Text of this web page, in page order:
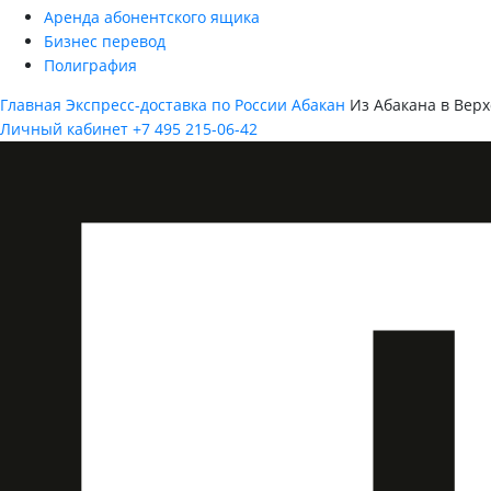
Аренда абонентского ящика
Бизнес перевод
Полиграфия
Главная Экспресс-доставка по России Абакан Из Абакана в
Личный кабинет +7 495 215-06-42